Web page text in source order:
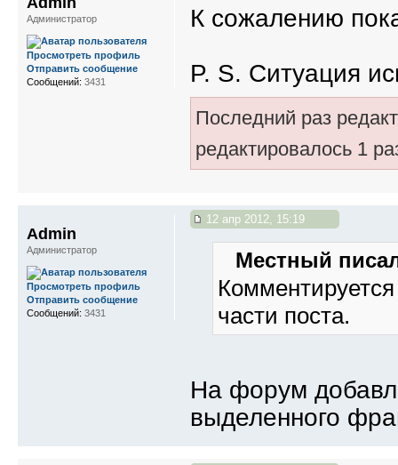
К сожалению
P. S. Ситуация
Последний раз
редактировалось 1
Администратор
Просмотреть профиль
Отправить сообщение
Сообщений: 3431
12 апр 2012, 15:19
Местный
части поста.
На форум
выделенного
Admin
Администратор
Просмотреть профиль
Отправить сообщение
Сообщений: 3431